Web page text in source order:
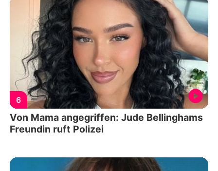
6
Von Mama angegriffen: Jude Bellinghams
Freundin ruft Polizei